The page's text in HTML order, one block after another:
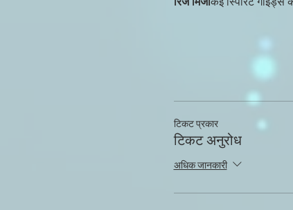
रिज मिर्जाकई स्पिरिट गाइड्स
टिकट प्रकार
टिकट अनुरोध
अधिक जानकारी